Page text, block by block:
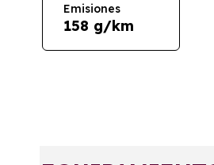
Emisiones
158 g/km